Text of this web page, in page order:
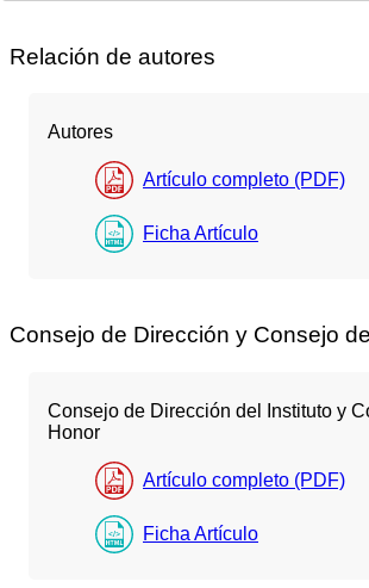
Relación de autores
Autores
Artículo completo (PDF)
Ficha Artículo
Consejo de Dirección y Consejo
Consejo de Dirección del Instituto y
Honor
Artículo completo (PDF)
Ficha Artículo